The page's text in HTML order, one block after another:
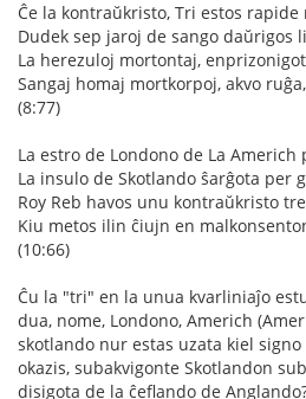
Ĉe la kontraŭkristo, Tri estos rapide
Dudek sep jaroj de sango daŭrigos
La herezuloj mortontaj,
Sangaj homaj mortkorpoj, akvo
(8:77)
La estro de Londono de La Americh
La insulo de Skotlando ŝarĝota per
Roy Reb havos unu kontraŭkristo
Kiu metos ilin ĉiujn en
(10:66)
Ĉu la "tri" en la unua kvarliniaĵo
dua, nome, Londono, Americh
skotlando nur estas uzata kiel
okazis, subakvigonte Skotlandon
disigota de la ĉeflando de